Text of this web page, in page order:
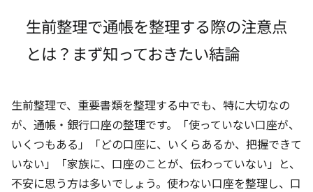
生前整理で通帳を整理する際の注意点
とは？まず知っておきたい結論
生前整理で、重要書類を整理する中でも、特に大切なの
が、通帳・銀行口座の整理です。「使っていない口座が、
いくつもある」「どの口座に、いくらあるか、把握できて
いない」「家族に、口座のことが、伝わっていない」と、
不安に思う方は多いでしょう。使わない口座を整理し、口